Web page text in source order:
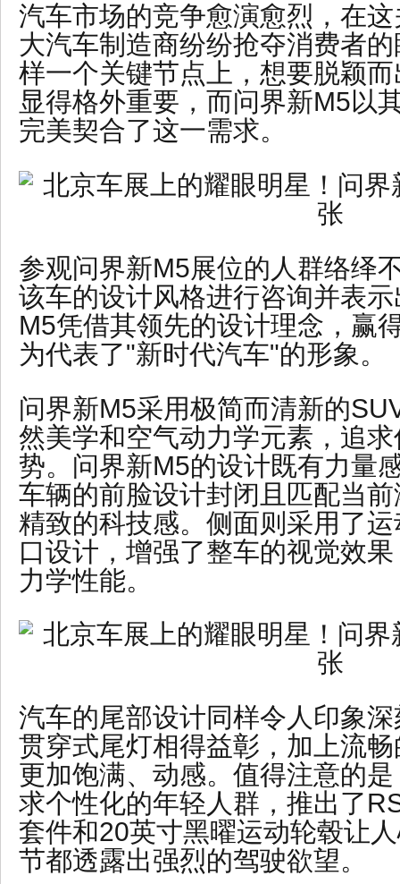
汽车市场的竞争愈演愈烈，在
大汽车制造商纷纷抢夺消费者
样一个关键节点上，想要脱颖
显得格外重要，而问界新M5以
完美契合了这一需求。
参观问界新M5展位的人群络绎
该车的设计风格进行咨询并表
M5凭借其领先的设计理念，赢
为代表了"新时代汽车"的形象。
问界新M5采用极简而清新的
然美学和空气动力学元素，追
势。问界新M5的设计既有力量
车辆的前脸设计封闭且匹配当
精致的科技感。侧面则采用了
口设计，增强了整车的视觉效
力学性能。
汽车的尾部设计同样令人印象
贯穿式尾灯相得益彰，加上流
更加饱满、动感。值得注意的
求个性化的年轻人群，推出了
套件和20英寸黑曜运动轮毂让
节都透露出强烈的驾驶欲望。